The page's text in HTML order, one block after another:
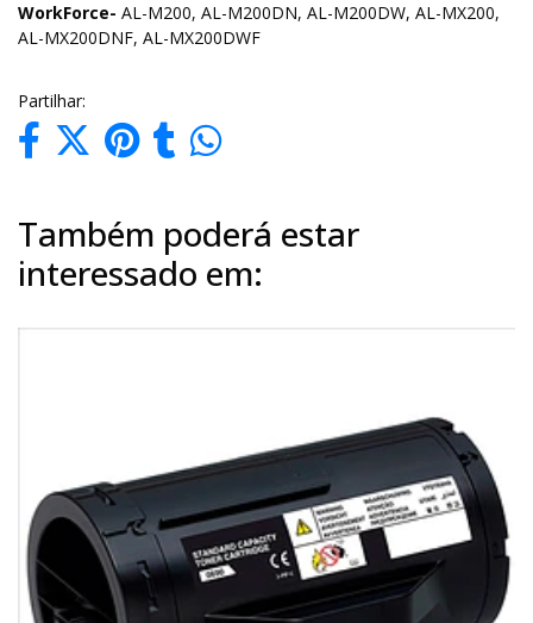
WorkForce- AL-M200, AL-M200DN, AL-M200DW, AL-MX200,
AL-MX200DNF, AL-MX200DWF
Partilhar:
Também poderá estar
interessado em: